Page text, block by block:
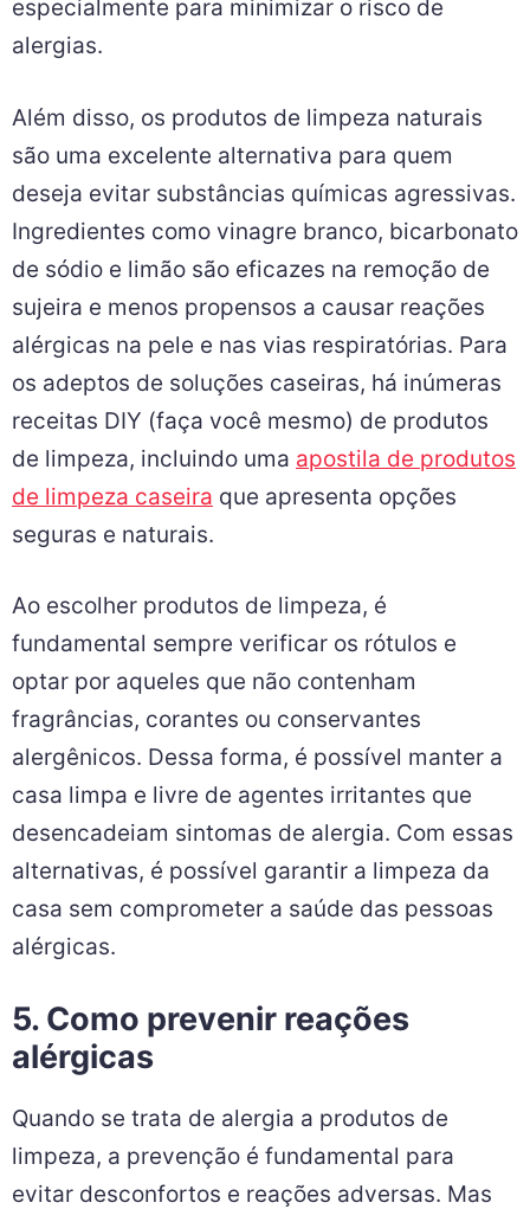
especialmente para minimizar o risco de
alergias.
Além disso, os produtos de limpeza naturais
são uma excelente alternativa para quem
deseja evitar substâncias químicas agressivas.
Ingredientes como vinagre branco, bicarbonato
de sódio e limão são eficazes na remoção de
sujeira e menos propensos a causar reações
alérgicas na pele e nas vias respiratórias. Para
os adeptos de soluções caseiras, há inúmeras
receitas DIY (faça você mesmo) de produtos
de limpeza, incluindo uma apostila de produtos
de limpeza caseira que apresenta opções
seguras e naturais.
Ao escolher produtos de limpeza, é
fundamental sempre verificar os rótulos e
optar por aqueles que não contenham
fragrâncias, corantes ou conservantes
alergênicos. Dessa forma, é possível manter a
casa limpa e livre de agentes irritantes que
desencadeiam sintomas de alergia. Com essas
alternativas, é possível garantir a limpeza da
casa sem comprometer a saúde das pessoas
alérgicas.
5. Como prevenir reações
alérgicas
Quando se trata de alergia a produtos de
limpeza, a prevenção é fundamental para
evitar desconfortos e reações adversas. Mas